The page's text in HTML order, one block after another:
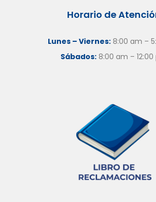
Horario de
Lunes – Viernes: 8:00 am –
Sábados:8:00 am – 12:00